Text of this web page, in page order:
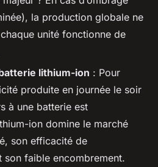
la production globale ne
unité fonctionne de
lithium-ion : Pour
produite en journée le soir
à une batterie est
ion domine le marché
son efficacité de
son faible encombrement.